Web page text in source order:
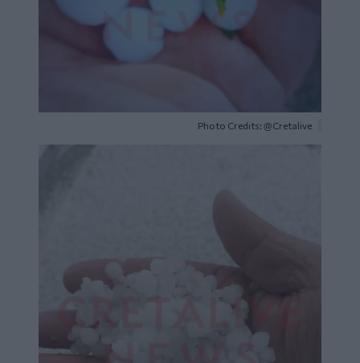
Photo Credits: @Cretalive